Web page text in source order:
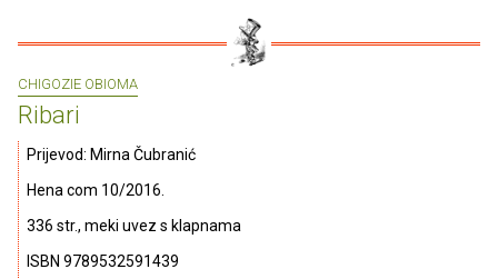
CHIGOZIE OBIOMA
Ribari
Prijevod: Mirna Čubranić
Hena com 10/2016.
336 str., meki uvez s klapnama
ISBN 9789532591439